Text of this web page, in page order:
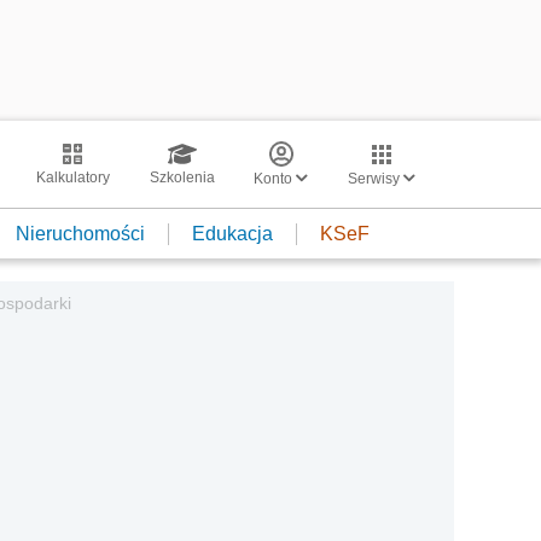
Kalkulatory Szkolenia Konto Serwisy
Nieruchomości Edukacja KSeF